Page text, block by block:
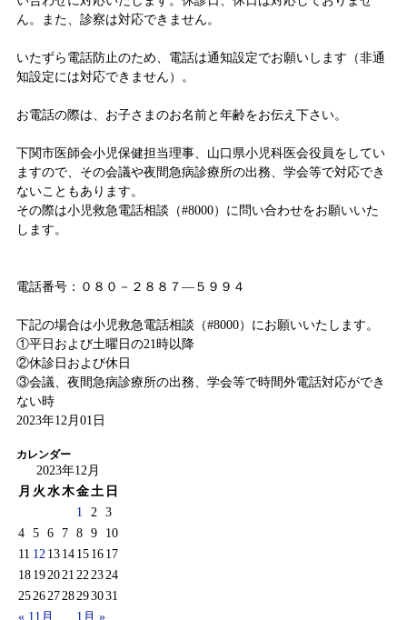
ん。また、診察は対応できません。
いたずら電話防止のため、電話は通知設定でお願いします（非通
知設定には対応できません）。
お電話の際は、お子さまのお名前と年齢をお伝え下さい。
下関市医師会小児保健担当理事、山口県小児科医会役員をしてい
ますので、その会議や夜間急病診療所の出務、学会等で対応でき
ないこともあります。
その際は小児救急電話相談（#8000）に問い合わせをお願いいた
します。
電話番号：０８０－２８８７―５９９４
下記の場合は小児救急電話相談（#8000）にお願いいたします。
①平日および土曜日の21時以降
②休診日および休日
③会議、夜間急病診療所の出務、学会等で時間外電話対応ができ
ない時
2023年12月01日
カレンダー
2023年12月
月 火 水木金土 日
« 11月 1月 »
1 2
3
4
5 6 7 8 9
10
11 12 13 14 15 16 17
18 192021 222324
25262728293031